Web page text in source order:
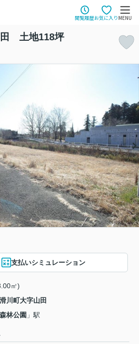
閲覧履歴お気に入り MENU
田 土地118坪
支払いシミュレーション
㎡)
川町大字山田
森林公園 」駅